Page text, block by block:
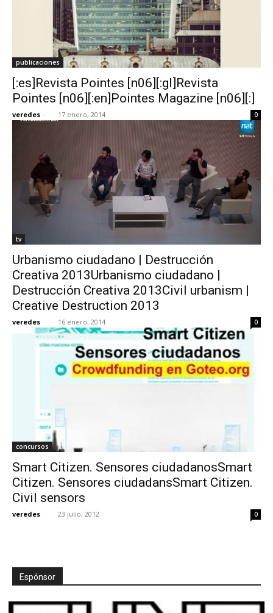
publicaciones
[:es]Revista Pointes [n06][:gl]Revista
Pointes [n06][:en]Pointes Magazine [n06][:]
veredes - 17 enero, 2014 0
tv
Urbanismo ciudadano | Destrucción
Creativa 2013Urbanismo ciudadano |
Destrucción Creativa 2013Civil urbanism |
Creative Destruction 2013
veredes - 16 enero, 2014 0
concursos
Smart Citizen. Sensores ciudadanosSmart
Citizen. Sensores ciudadansSmart Citizen.
Civil sensors
veredes - 23 julio, 2012 0
Espónsor